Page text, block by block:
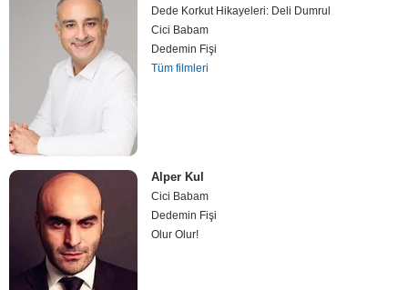
Dede Korkut Hikayeleri: Deli Dumrul
Cici Babam
Dedemin Fişi
Tüm filmleri
Alper Kul
Cici Babam
Dedemin Fişi
Olur Olur!